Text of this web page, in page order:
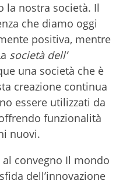
la nostra società. Il
che diamo oggi
positiva, mentre
società dell’
una società che è
creazione continua
essere utilizzati da
funzionalità
nuovi.
convegno Il mondo
dell’innovazione